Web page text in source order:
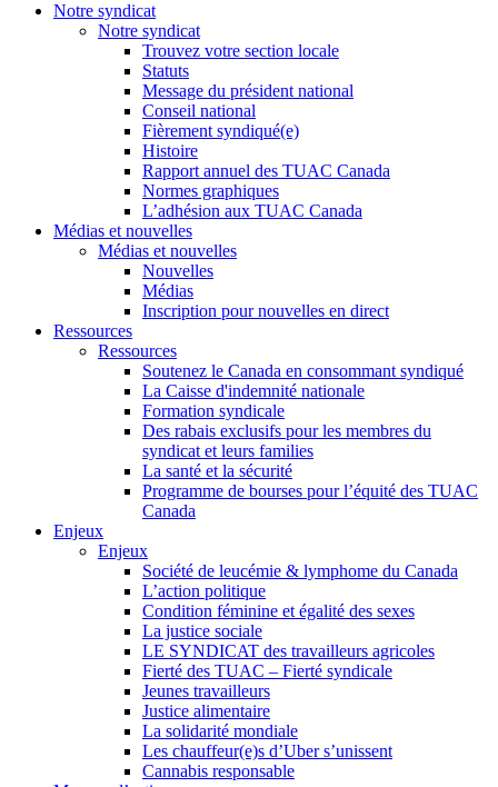
Notre syndicat
Notre syndicat
Trouvez votre section locale
Statuts
Message du président national
Conseil national
Fièrement syndiqué(e)
Histoire
Rapport annuel des TUAC Canada
Normes graphiques
L’adhésion aux TUAC Canada
Médias et nouvelles
Médias et nouvelles
Nouvelles
Médias
Inscription pour nouvelles en direct
Ressources
Ressources
Soutenez le Canada en consommant syndiqué
La Caisse d'indemnité nationale
Formation syndicale
Des rabais exclusifs pour les membres du
syndicat et leurs families
La santé et la sécurité
Programme de bourses pour l’équité des TUAC
Canada
Enjeux
Enjeux
Société de leucémie & lymphome du Canada
L’action politique
Condition féminine et égalité des sexes
La justice sociale
LE SYNDICAT des travailleurs agricoles
Fierté des TUAC – Fierté syndicale
Jeunes travailleurs
Justice alimentaire
La solidarité mondiale
Les chauffeur(e)s d’Uber s’unissent
Cannabis responsable